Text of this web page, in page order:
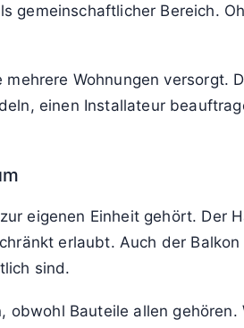
gemeinschaftlicher Bereich.
Wohnungen versorgt.
einen Installateur
eigenen Einheit gehört. Der
erlaubt. Auch der
sind.
Bauteile allen gehören.